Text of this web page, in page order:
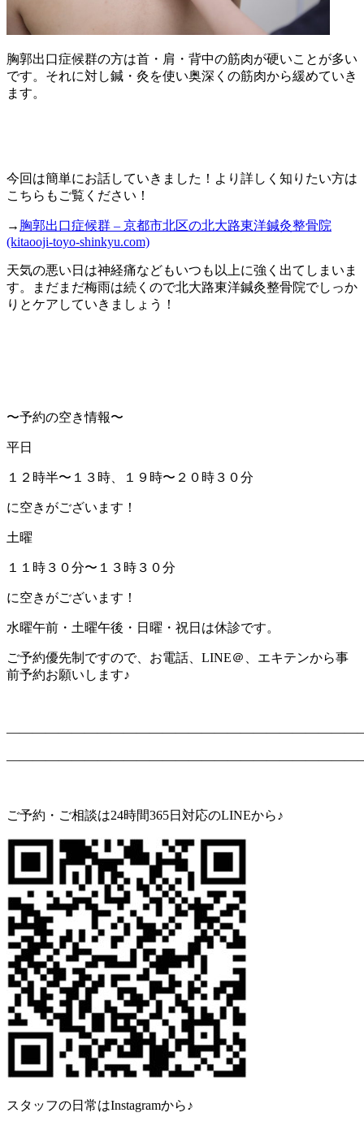
胸郭出口症候群の方は首・肩・背中の筋肉が硬いことが多い
です。それに対し鍼・灸を使い奥深くの筋肉から緩めていき
ます。
今回は簡単にお話していきました！より詳しく知りたい方は
こちらもご覧ください！
→ 胸郭出口症候群 – 京都市北区の北大路東洋鍼灸整骨院
(kitaooji-toyo-shinkyu.com)
天気の悪い日は神経痛などもいつも以上に強く出てしまいま
す。まだまだ梅雨は続くので北大路東洋鍼灸整骨院でしっか
りとケアしていきましょう！
〜予約の空き情報〜
平日
１２時半〜１３時、１９時〜２０時３０分
に空きがございます！
土曜
１１時３０分〜１３時３０分
に空きがございます！
水曜午前・土曜午後・日曜・祝日は休診です。
ご予約優先制ですので、お電話、 LINE＠、エキテンから事
前予約お願いします♪
ご予約・ご相談は24時間365日対応のLINEから♪
スタッフの日常はInstagramから♪